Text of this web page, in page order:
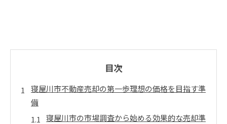
目次
寝屋川市不動産売却の第一歩理想の価格を目指す準
備
寝屋川市の市場調査から始める効果的な売却準